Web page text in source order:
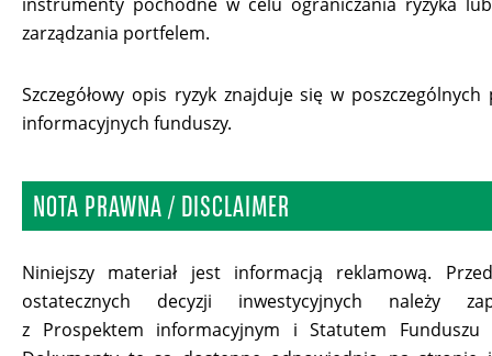
zarządzania portfelem.
Szczegółowy opis ryzyk znajduje się w
informacyjnych funduszy.
NOTA PRAWNA / DISCLAIMER
Niniejszy materiał jest informacją reklamową.
ostatecznych decyzji inwestycyjnych należy
z Prospektem informacyjnym i Statutem Funduszu